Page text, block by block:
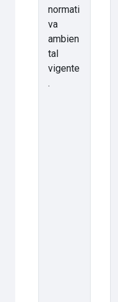
normati
va
ambien
tal
vigente
.